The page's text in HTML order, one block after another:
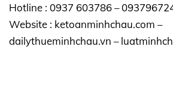
Hotline : 0937 603786 –
Website : ketoanminhchau.com –
dailythueminhchau.vn –